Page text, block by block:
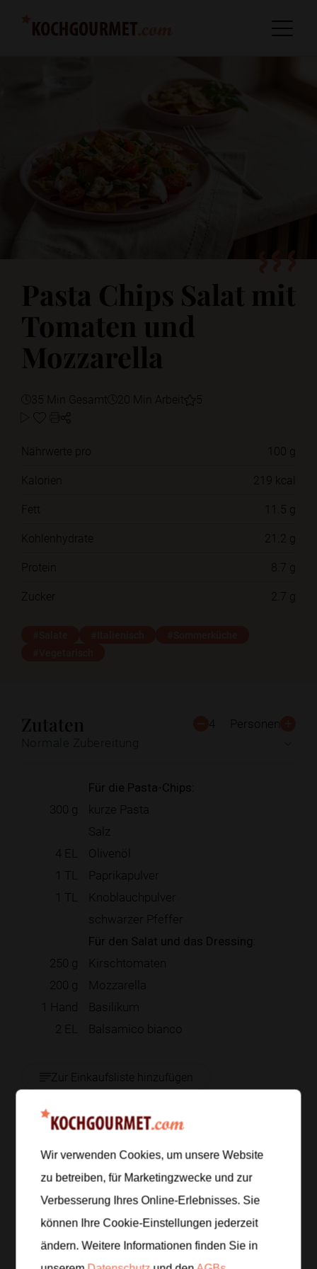
Pasta Chips Salat mit
Tomaten und
Mozzarella
35 Min Gesamt 20 Min Arbeit 5
Nährwerte pro
100 g
Kalorien
219 kcal
Fett
11.5 g
Kohlenhydrate
21.2 g
Protein
8.7 g
Zucker
2.7 g
Zutaten 4
Personen
Für die Pasta-Chips:
300 g
kurze Pasta
Salz
4 EL
Olivenöl
1 TL
Paprikapulver
1 TL
Knoblauchpulver
schwarzer Pfeffer
Für den Salat und das Dressing:
250 g
Kirschtomaten
200 g
Mozzarella
1 Hand
Basilikum
2 EL Balsamico bianco
Zur Einkaufsliste hinzufügen
Zubereitung
Koche die Pasta in gesalzenem Wasser sehr
bissfest, da sie später noch knusprig gebacken wird.
Gieße sie ab und lasse sie gründlich ausdampfen.
Wir verwenden Cookies, um unsere Website
zu betreiben, für Marketingzwecke und zur
Verbesserung Ihres Online-Erlebnisses. Sie
können Ihre Cookie-Einstellungen jederzeit
ändern. Weitere Informationen finden Sie in